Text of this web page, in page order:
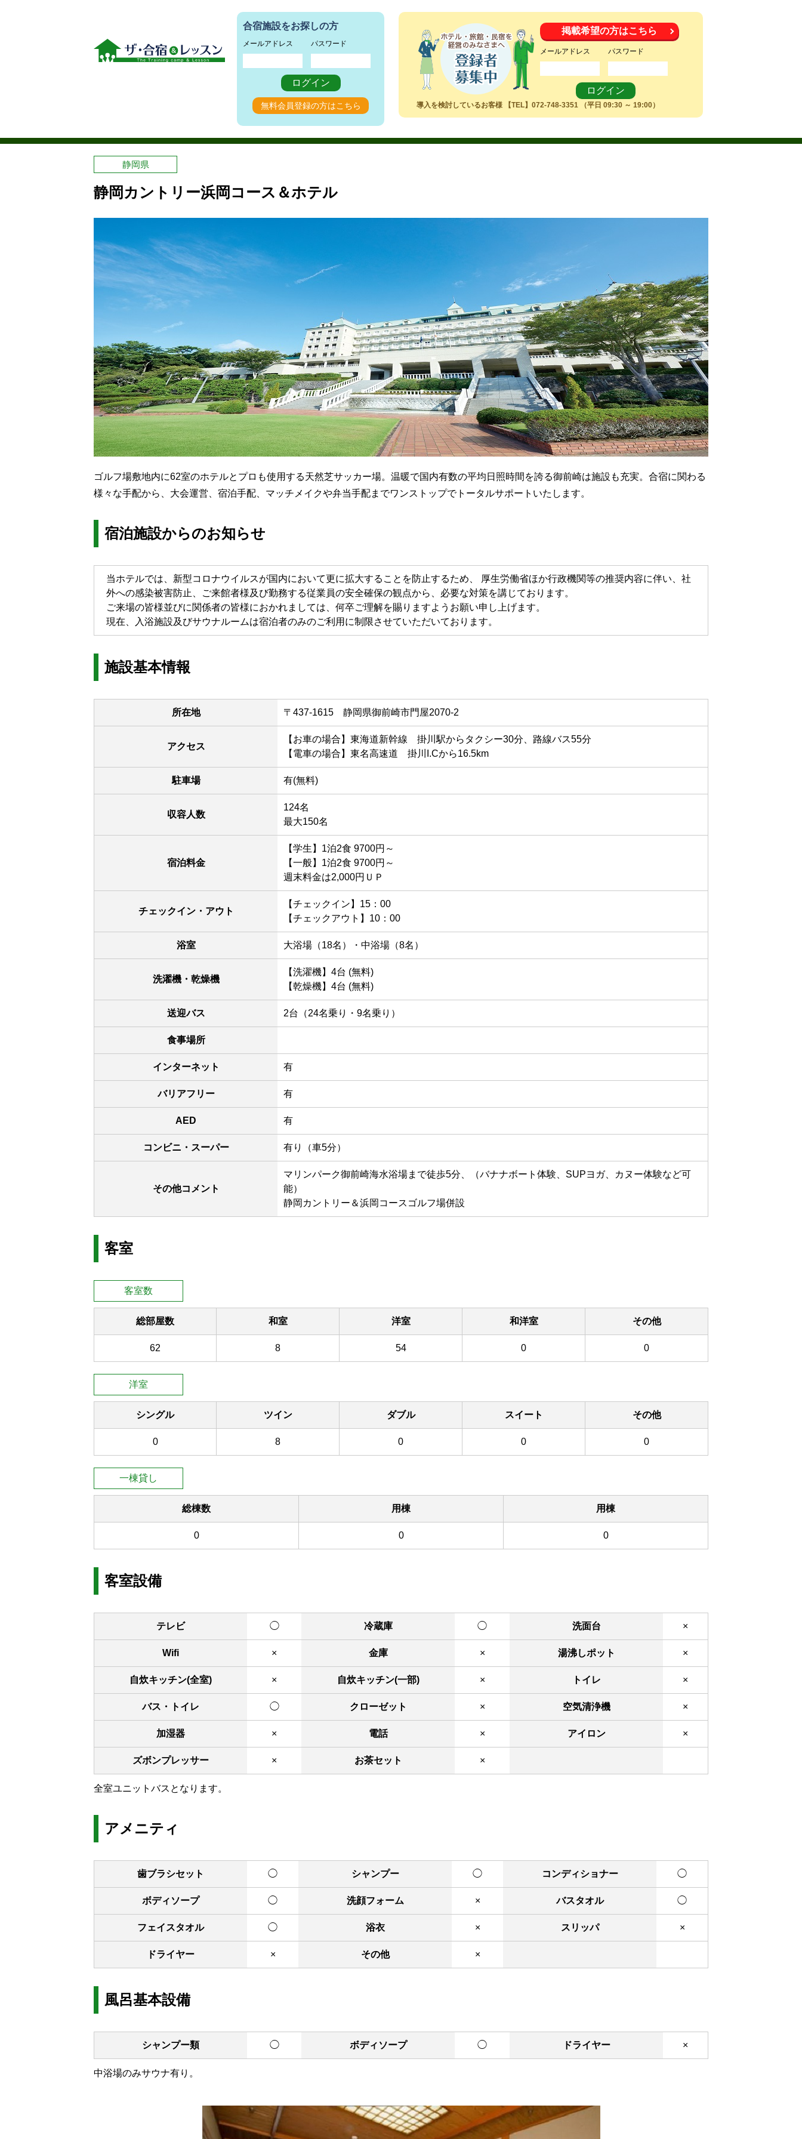
合宿施設をお探しの方
メールアドレス パスワード
ログイン
無料会員登録の方はこちら
掲載希望の方はこちら
メールアドレス パスワード
ログイン
導入を検討しているお客様 【TEL】072-748-3351 （平日 09:30 ～ 19:00）
静岡県
静岡カントリー浜岡コース＆ホテル
ゴルフ場敷地内に62室のホテルとプロも使用する天然芝サッカー場。温暖で国内有数の平均日照時間を誇る御前崎は施設も充実。合宿に関わる
様々な手配から、大会運営、宿泊手配、マッチメイクや弁当手配までワンストップでトータルサポートいたします。
宿泊施設からのお知らせ
当ホテルでは、新型コロナウイルスが国内において更に拡大することを防止するため、 厚生労働省ほか行政機関等の推奨内容に伴い、社
外への感染被害防止、ご来館者様及び勤務する従業員の安全確保の観点から、必要な対策を講じております。
ご来場の皆様並びに関係者の皆様におかれましては、何卒ご理解を賜りますようお願い申し上げます。
現在、入浴施設及びサウナルームは宿泊者のみのご利用に制限させていただいております。
施設基本情報
所在地 〒437-1615 静岡県御前崎市門屋2070-2
アクセス
【お車の場合】東海道新幹線 掛川駅からタクシー30分、路線バス55分
【電車の場合】東名高速道 掛川I.Cから16.5km
駐車場 有(無料)
収容人数
124名
最大150名
宿泊料金
【学生】1泊2食 9700円～
【一般】1泊2食 9700円～
週末料金は2,000円ＵＰ
チェックイン・アウト
【チェックイン】15：00
【チェックアウト】10：00
浴室 大浴場（18名）・中浴場（8名）
洗濯機・乾燥機
【洗濯機】4台 (無料)
【乾燥機】4台 (無料)
送迎バス 2台（24名乗り・9名乗り）
食事場所
インターネット 有
バリアフリー 有
AED 有
コンビニ・スーパー 有り（車5分）
その他コメント
マリンパーク御前崎海水浴場まで徒歩5分、（バナナボート体験、SUPヨガ、カヌー体験など可
能）
静岡カントリー＆浜岡コースゴルフ場併設
客室
客室数
総部屋数 和室 洋室 和洋室 その他
62 8 54 0 0
洋室
シングル ツイン ダブル スイート その他
0 8 0 0 0
一棟貸し
総棟数 用棟 用棟
0 0 0
客室設備
テレビ ◯ 冷蔵庫 ◯ 洗面台 ×
Wifi × 金庫 × 湯沸しポット ×
自炊キッチン(全室) × 自炊キッチン(一部) × トイレ ×
バス・トイレ ◯ クローゼット × 空気清浄機 ×
加湿器 × 電話 × アイロン ×
ズボンプレッサー × お茶セット ×
全室ユニットバスとなります。
アメニティ
歯ブラシセット ◯ シャンプー ◯ コンディショナー ◯
ボディソープ ◯ 洗顔フォーム × バスタオル ◯
フェイスタオル ◯ 浴衣 × スリッパ ×
ドライヤー × その他 ×
風呂基本設備
シャンプー類 ◯ ボディソープ ◯ ドライヤー ×
中浴場のみサウナ有り。